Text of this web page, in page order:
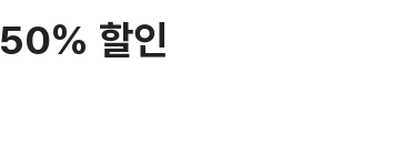
할인